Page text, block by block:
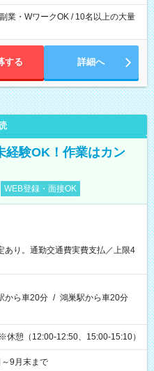
業・WワークOK / 10名以上の大量
する 詳細へ
経験OK！作業はカン
WEB登録・面接OK
あり。通勤交通費実費支払／上限4
から車20分 / 鴻巣駅から車20分
憩（12:00-12:50、15:00-15:10）
9月末まで